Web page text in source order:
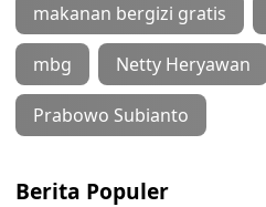
makanan bergizi gratis
mbg Netty Heryawan
Prabowo Subianto
Berita Populer